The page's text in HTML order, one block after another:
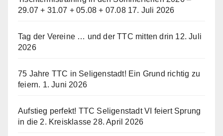
29.07 + 31.07 + 05.08 + 07.08 17. Juli 2026
Tag der Vereine … und der TTC mitten drin 12. Juli
2026
75 Jahre TTC in Seligenstadt! Ein Grund richtig zu
feiern. 1. Juni 2026
Aufstieg perfekt! TTC Seligenstadt VI feiert Sprung
in die 2. Kreisklasse 28. April 2026